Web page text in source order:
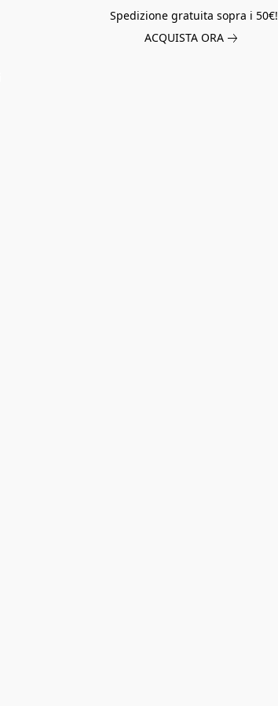
Spedizione gratuita sopra i 50€!
ACQUISTA ORA